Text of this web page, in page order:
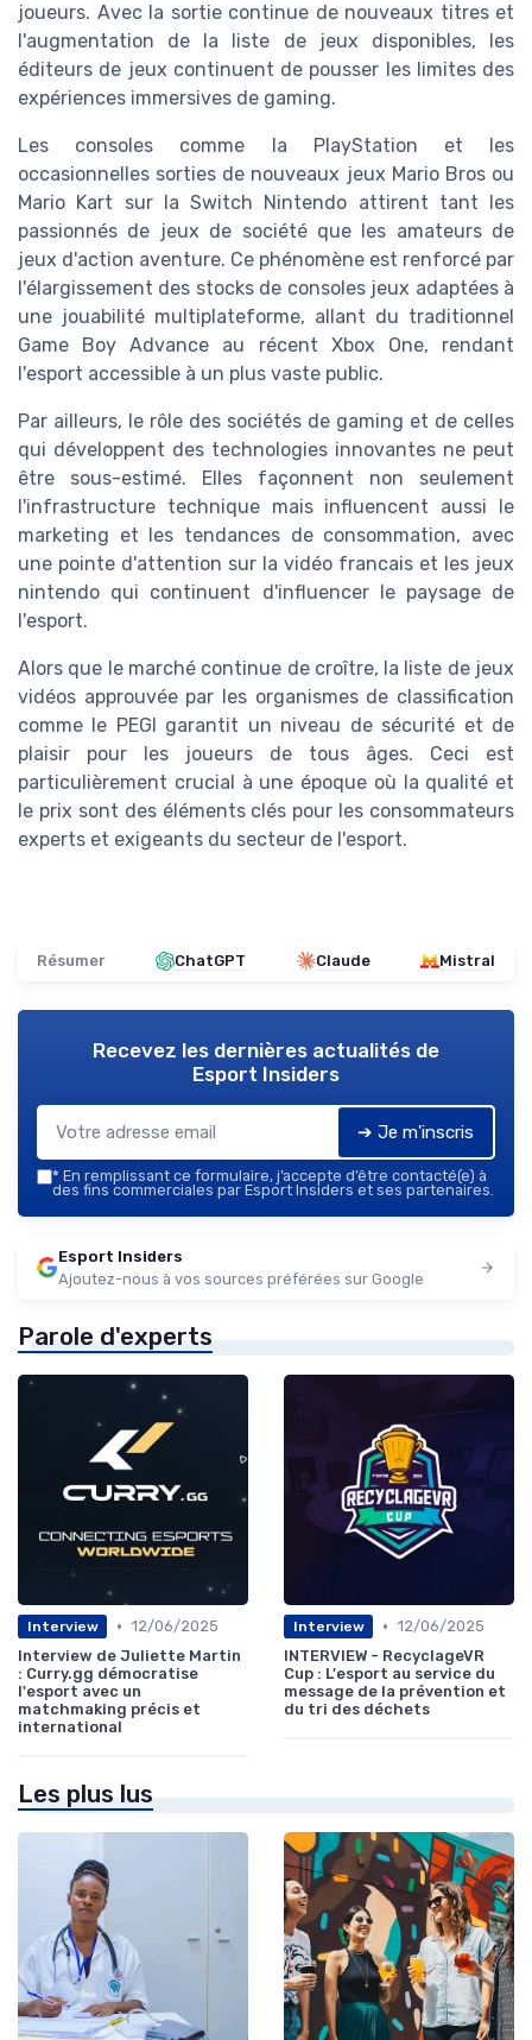
joueurs. Avec la sortie continue de nouveaux titres et
l'augmentation de la liste de jeux disponibles, les
éditeurs de jeux continuent de pousser les limites des
expériences immersives de gaming.
Les consoles comme la PlayStation et les
occasionnelles sorties de nouveaux jeux Mario Bros ou
Mario Kart sur la Switch Nintendo attirent tant les
passionnés de jeux de société que les amateurs de
jeux d'action aventure. Ce phénomène est renforcé par
l'élargissement des stocks de consoles jeux adaptées à
une jouabilité multiplateforme, allant du traditionnel
Game Boy Advance au récent Xbox One, rendant
l'esport accessible à un plus vaste public.
Par ailleurs, le rôle des sociétés de gaming et de celles
qui développent des technologies innovantes ne peut
être sous-estimé. Elles façonnent non seulement
l'infrastructure technique mais influencent aussi le
marketing et les tendances de consommation, avec
une pointe d'attention sur la vidéo francais et les jeux
nintendo qui continuent d'influencer le paysage de
l'esport.
Alors que le marché continue de croître, la liste de jeux
vidéos approuvée par les organismes de classification
comme le PEGI garantit un niveau de sécurité et de
plaisir pour les joueurs de tous âges. Ceci est
particulièrement crucial à une époque où la qualité et
le prix sont des éléments clés pour les consommateurs
experts et exigeants du secteur de l'esport.
Résumer ChatGPT Claude Mistral
Recevez les dernières actualités de
Esport Insiders
➔ Je m'inscris
* En remplissant ce formulaire, j’accepte d’être contacté(e) à
des fins commerciales par Esport Insiders et ses partenaires.
Esport Insiders
Ajoutez-nous à vos sources préférées sur Google
Parole d'experts
Interview • 12/06/2025
Interview de Juliette Martin
: Curry.gg démocratise
l'esport avec un
matchmaking précis et
international
Interview • 12/06/2025
INTERVIEW - RecyclageVR
Cup : L'esport au service du
message de la prévention et
du tri des déchets
Les plus lus